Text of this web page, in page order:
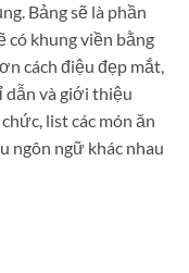
Bảng sẽ là phần
có khung viền bằng
cách điệu đẹp mắt,
dẫn và giới thiệu
list các món ăn
ngôn ngữ khác nhau